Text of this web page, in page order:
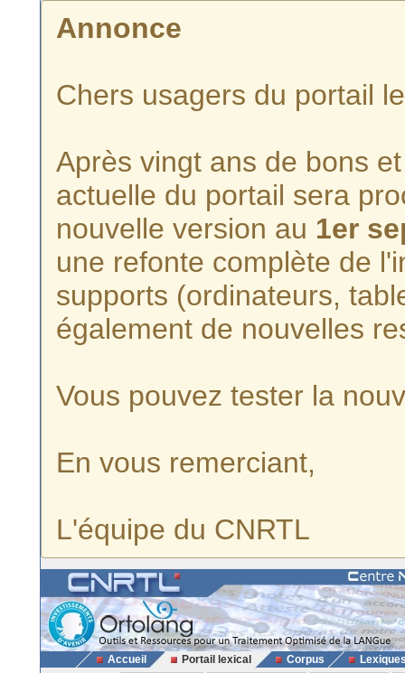
Annonce
Chers usagers du portail
Après vingt ans de bons
actuelle du portail sera
nouvelle version au 1er
une refonte complète de
supports (ordinateurs,
également de nouvelles
Vous pouvez tester la
En vous remerciant,
L'équipe du CNRTL
Accueil Portail lexical Corpus